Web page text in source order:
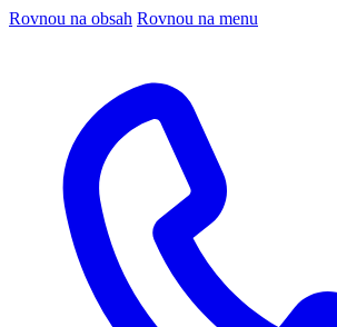
Rovnou na obsah Rovnou na menu